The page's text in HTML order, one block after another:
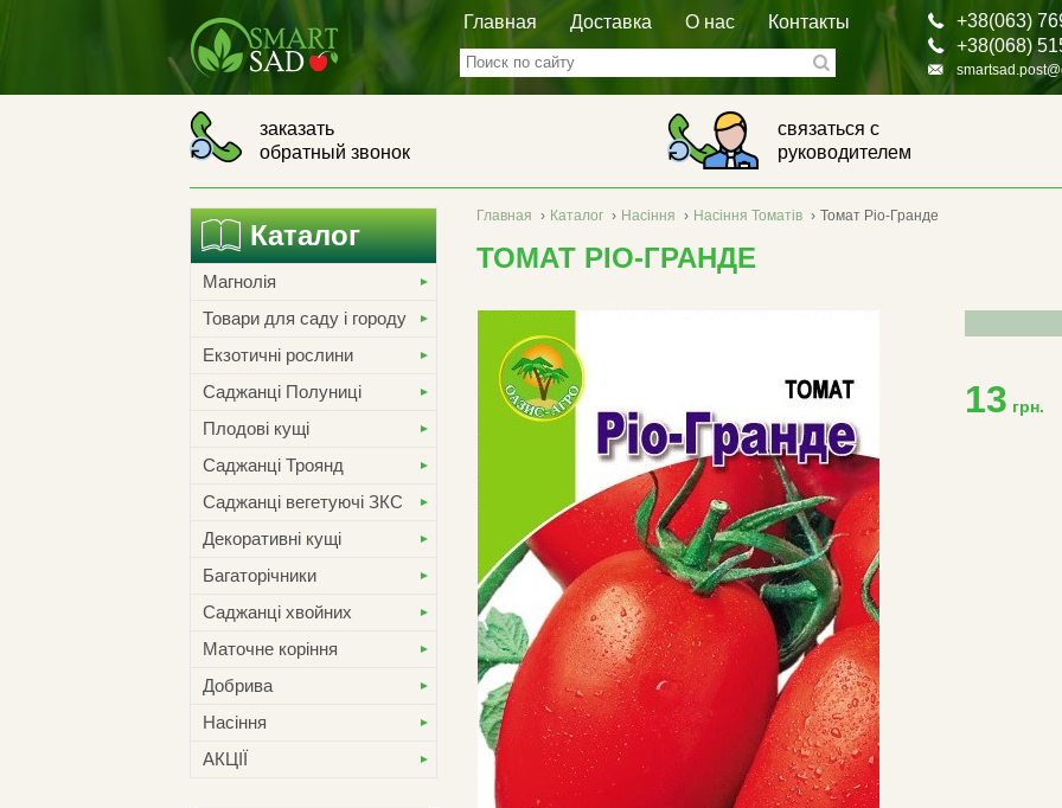
Главная Доставка О нас Контакты
+38(063)
+38(068)
заказать
обратный звонок
связаться с
руководителем
Каталог
Магнолія
Товари для саду і городу
Екзотичні рослини
Саджанці Полуниці
Плодові кущі
Саджанці Троянд
Саджанці вегетуючі ЗКС
Декоративні кущі
Багаторічники
Саджанці хвойних
Маточне коріння
Добрива
Насіння
АКЦІЇ
Главная › Каталог › Насіння › Насіння Томатів › Томат Ріо-Гранде
ТОМАТ РІО-ГРАНДЕ
13 грн.